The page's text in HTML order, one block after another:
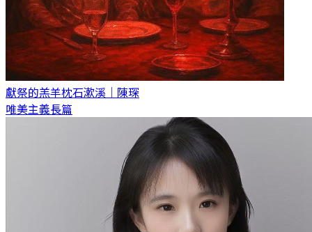
獻祭的羔羊枕石漱溪｜陳琛
唯美主義長篇